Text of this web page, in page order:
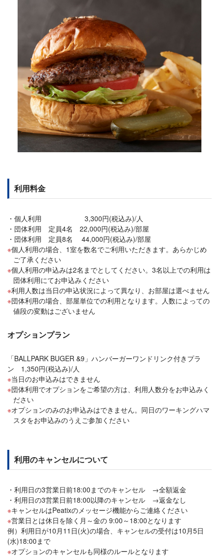
利用料金
個人利用 3,300円(税込み)/人
団体利用 定員4名 22,000円(税込み)/部屋
団体利用 定員8名 44,000円(税込み)/部屋
個人利用の場合、1室を数名でご利用いただきます。あらかじめ
ご了承ください
個人利用の申込みは2名までとしてください。3名以上での利用は
団体利用にてお申込みください
利用人数は当日の申込状況によって異なり、お部屋は選べません
団体利用の場合、部屋単位での利用となります。人数によっての
値段の変動はございません
オプションプラン
「BALLPARK BUGER &9」ハンバーガーワンドリンク付きプラ
ン 1,350円(税込み)/人
当日のお申込みはできません
団体利用でオプションをご希望の方は、利用人数分をお申込みく
ださい
オプションのみのお申込みはできません。同日のワーキングハマ
スタをお申込みのうえご参加ください
利用のキャンセルについて
利用日の3営業日前18:00までのキャンセル →全額返金
利用日の3営業日前18:00以降のキャンセル →返金なし
キャンセルはPeatixのメッセージ機能からご連絡ください
営業日とは休日を除く月～金の 9:00～18:00となります
例）利用日が10月11日(火)の場合、キャンセルの受付は10月5日
(水)18:00まで
オプションのキャンセルも同様のルールとなります